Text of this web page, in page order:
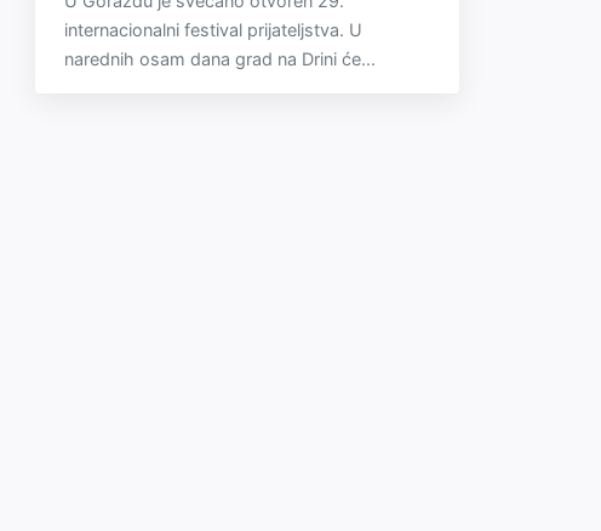
internacionalni festival prijateljstva. U
narednih osam dana grad na Drini će...